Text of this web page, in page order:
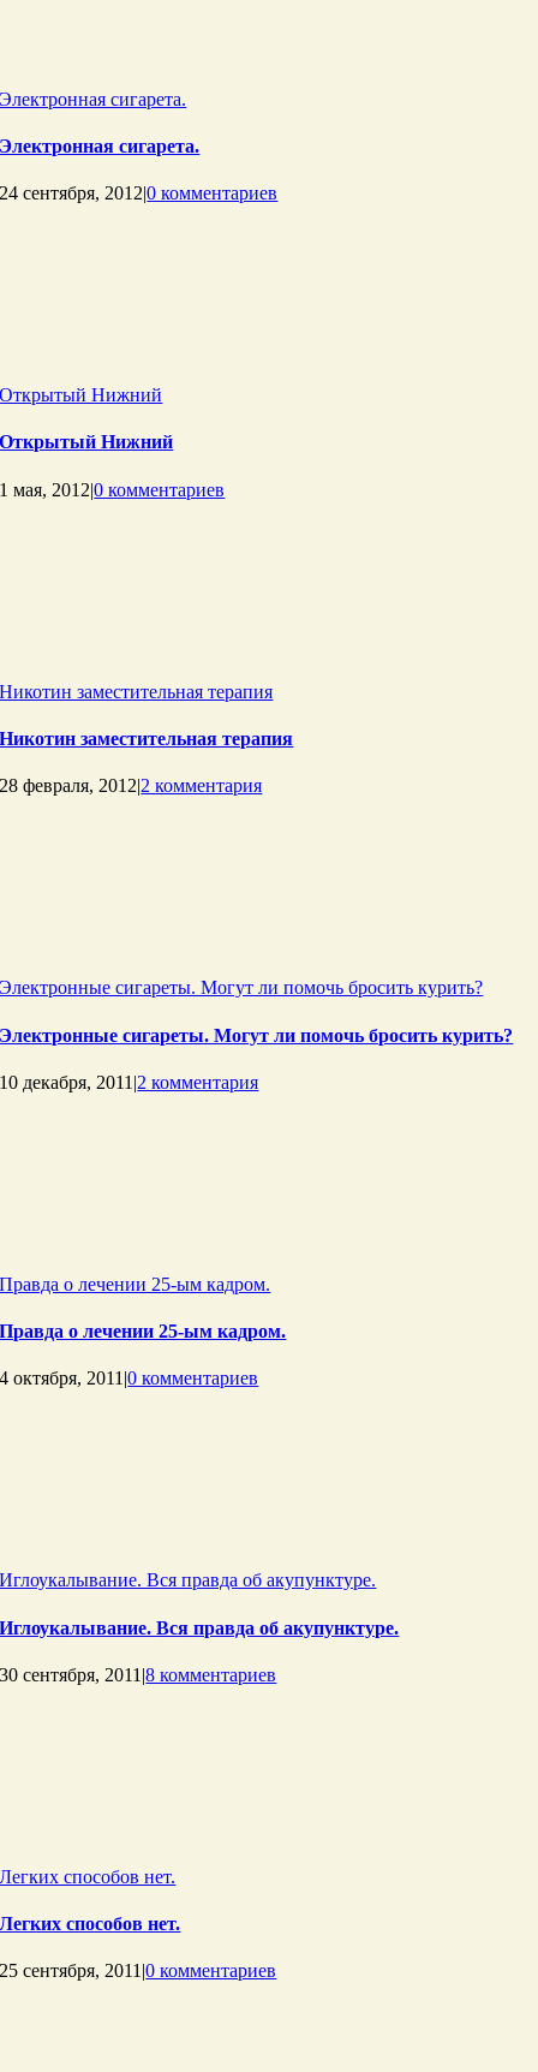
Электронная сигарета.
Электронная сигарета.
24 сентября, 2012|0 комментариев
Открытый Нижний
Открытый Нижний
1 мая, 2012|0 комментариев
Никотин заместительная терапия
Никотин заместительная терапия
28 февраля, 2012|2 комментария
Электронные сигареты. Могут ли помочь бросить курить?
Электронные сигареты. Могут ли помочь бросить курить?
10 декабря, 2011 |2 комментария
Правда о лечении 25-ым кадром.
Правда о лечении 25-ым кадром.
4 октября, 2011 |0 комментариев
Иглоукалывание. Вся правда об акупунктуре.
Иглоукалывание. Вся правда об акупунктуре.
30 сентября, 2011 |8 комментариев
Легких способов нет.
Легких способов нет.
25 сентября, 2011 |0 комментариев